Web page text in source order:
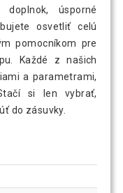
úsporné
osvetliť celú
pomocníkom pre
Každé z našich
a parametrami,
si len vybrať,
do zásuvky.